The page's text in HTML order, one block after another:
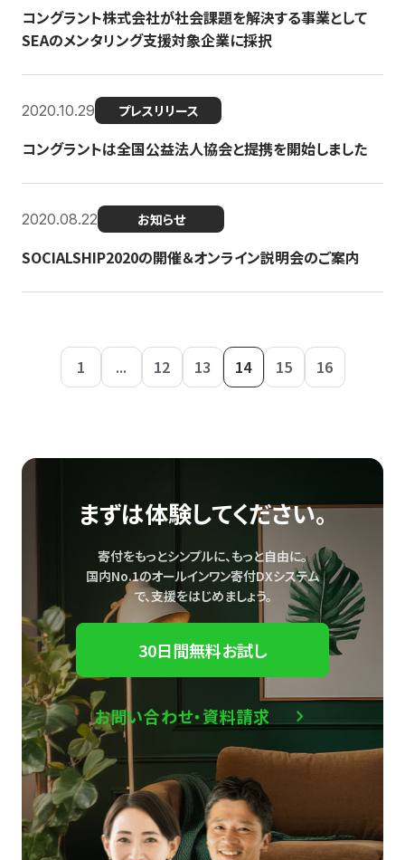
コングラント株式会社が社会課題を解決する事業として
SEAのメンタリング支援対象企業に採択
2020.10.29 プレスリリース
コングラントは全国公益法人協会と提携を開始しました
2020.08.22 お知らせ
SOCIALSHIP2020の開催＆オンライン説明会のご案内
1 ... 12 13 14 15 16
まずは体験してください。
寄付をもっとシンプルに、もっと自由に。
国内No.1のオールインワン寄付DXシステム
で、支援をはじめましょう。
30日間無料お試し
お問い合わせ・資料請求